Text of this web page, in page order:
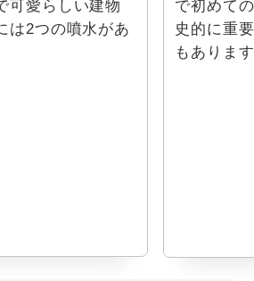
可愛らしい建物
は2つの噴水があ
で初めて
史的に重
もありま